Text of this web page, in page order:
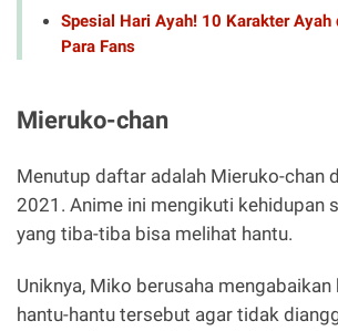
Spesial Hari Ayah! 10 Karakter Ayah
Para Fans
Mieruko-chan
Menutup daftar adalah Mieruko-chan
2021. Anime ini mengikuti kehidupan
yang tiba-tiba bisa melihat hantu.
Uniknya, Miko berusaha mengabaikan
hantu-hantu tersebut agar tidak